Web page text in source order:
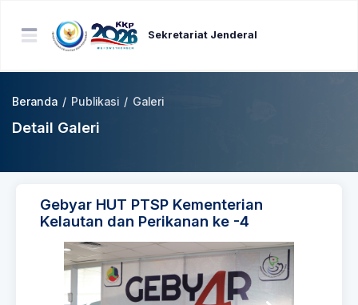
Sekretariat Jenderal
Beranda / Publikasi / Galeri
Detail Galeri
Gebyar HUT PTSP Kementerian
Kelautan dan Perikanan ke -4